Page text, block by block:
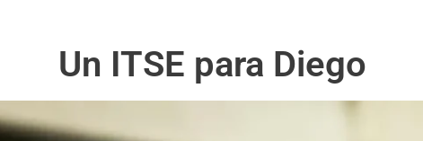
Un ITSE para Diego